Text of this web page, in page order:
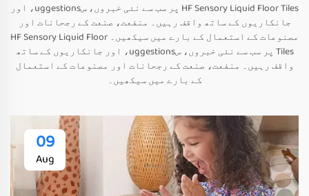
HF Sensory Liquid Floor Tiles پر سب سے نئی خبروں، سuggestions، اور
جانکاریوں کے ساتھ واقف رہیں۔ منفعت، صنعت کے رجحانات اور
مصنوعات کے استعمال کے بارے میں سیکھیں۔ HF Sensory Liquid Floor
Tiles پر سب سے نئی خبروں، سuggestions، اور جانکاریوں کے ساتھ
واقف رہیں۔ منفعت، صنعت کے رجحانات اور مصنوعات کے استعمال
کے بارے میں سیکھیں۔
09
Aug